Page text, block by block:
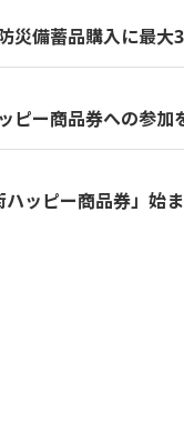
災備蓄品購入に最大
ピー商品券への参加
ッピー商品券」始